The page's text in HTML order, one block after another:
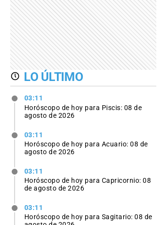
LO ÚLTIMO
03:11
Horóscopo de hoy para Piscis: 08 de
agosto de 2026
03:11
Horóscopo de hoy para Acuario: 08 de
agosto de 2026
03:11
Horóscopo de hoy para Capricornio: 08
de agosto de 2026
03:11
Horóscopo de hoy para Sagitario: 08 de